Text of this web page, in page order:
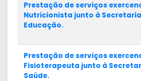
Prestação de serviços
Nutricionista junto à
Educação.
Prestação de serviços
Fisioterapeuta junto à
Saúde.